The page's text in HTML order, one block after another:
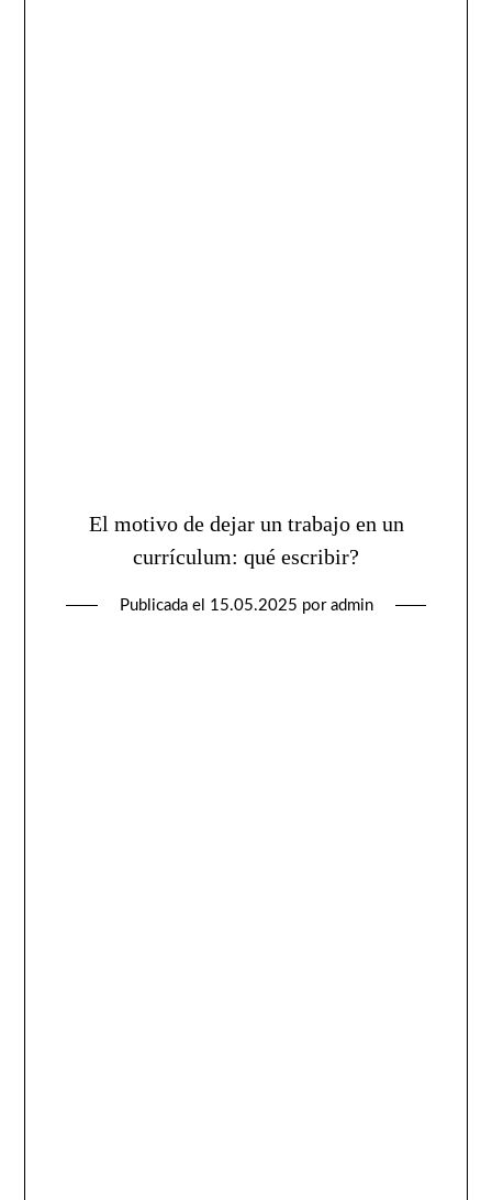
El motivo de dejar un trabajo en un
currículum: qué escribir?
Publicada el 15.05.2025 por admin